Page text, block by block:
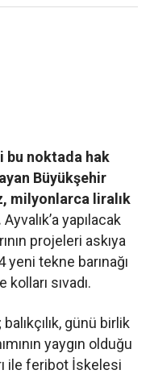
bu noktada hak
Büyükşehir
milyonlarca liralık
Ayvalık’a yapılacak
projeleri askıya
yeni tekne barınağı
sıvadı.
günü birlik
yaygın olduğu
ile feribot İskelesi